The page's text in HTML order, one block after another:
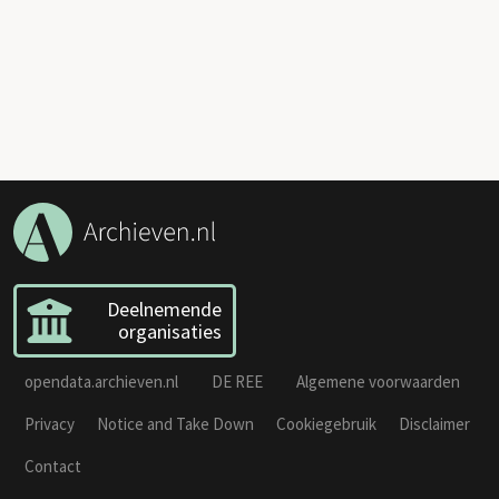
Deelnemende
organisaties
opendata.archieven.nl DE REE
Algemene voorwaarden
Privacy
Notice and Take Down Cookiegebruik
Disclaimer
Contact